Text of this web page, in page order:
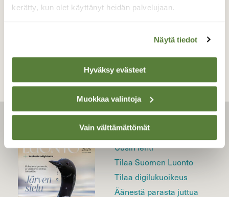
kerätty, kun olet käyttänyt heidän palvelujaan.
Näytä tiedot
Hyväksy evästeet
Muokkaa valintoja
Vain välttämättömät
LEHTI
Uusin lehti
Tilaa Suomen Luonto
Tilaa digilukuoikeus
Äänestä parasta juttua